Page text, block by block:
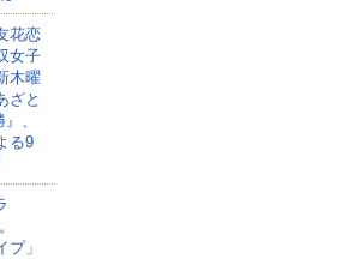
花恋
女子
木曜
ざと
、
る9
プ」